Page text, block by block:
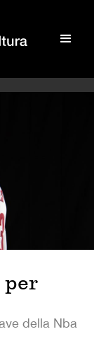
per
della Nba